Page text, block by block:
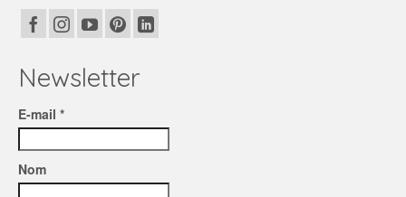
Newsletter
E-mail *
Nom